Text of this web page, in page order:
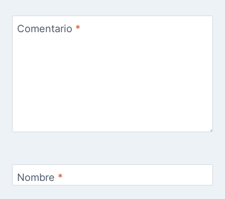
Comentario *
Nombre *